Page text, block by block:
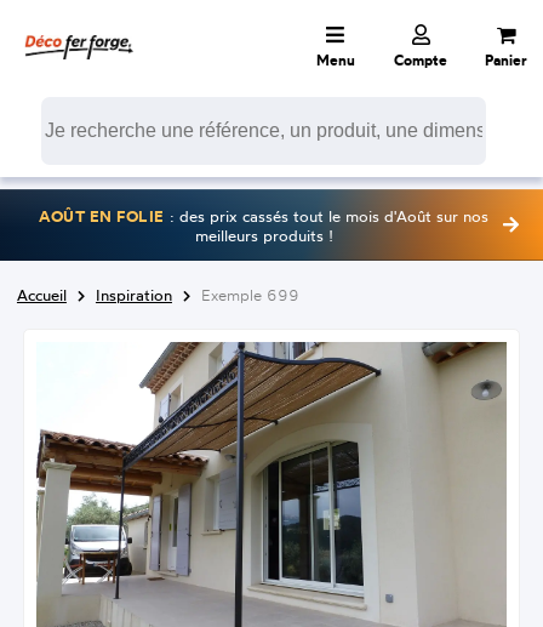
Menu Compte Panier
AOÛT EN FOLIE : des prix cassés tout le mois d'Août sur nos
meilleurs produits !
Accueil Inspiration Exemple 699